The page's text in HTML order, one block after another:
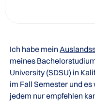
Ich habe mein
meines
University(SDSU) in
im Fall Semester und
jedem nur empfehlen